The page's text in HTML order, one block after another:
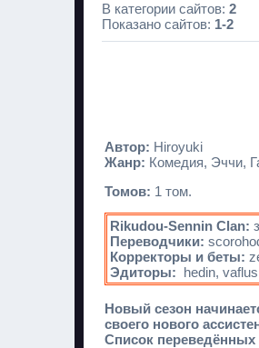
В категории сайтов: 2
Показано сайтов: 1-2
Автор: Hiroyuki
Жанр: Комедия, Эччи,
Томов: 1 том.
Rikudou-Sennin Clan:
Переводчики:
Корректоры и беты:
Эдиторы: hedin, vaflus
Новый сезон
своего нового
Cписок переведённых